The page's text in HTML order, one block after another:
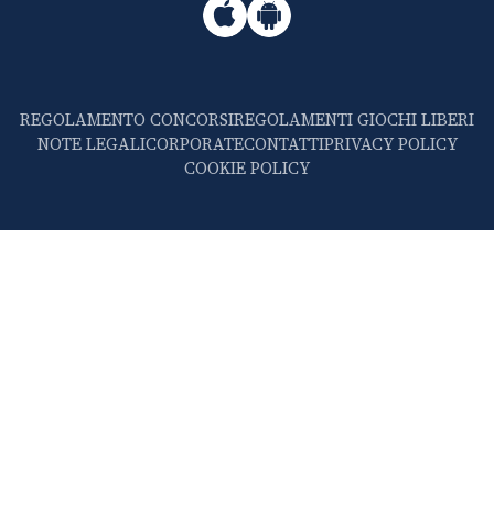
REGOLAMENTO CONCORSIREGOLAMENTI GIOCHI LIBERI
NOTE LEGALICORPORATECONTATTIPRIVACY POLICY
COOKIE POLICY